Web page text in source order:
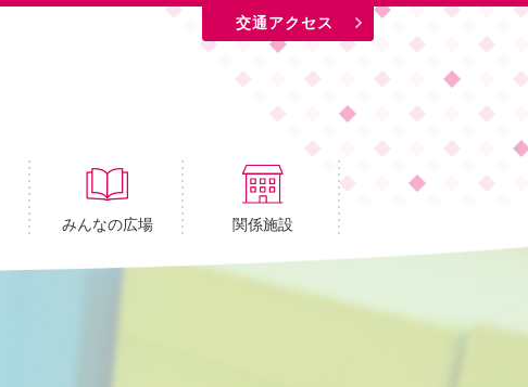
交通アクセス
みんなの広場 関係施設